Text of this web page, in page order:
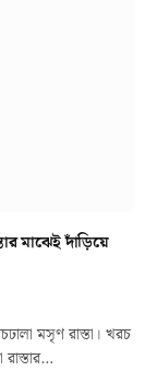
মাঝেই দাঁড়িয়ে
মসৃণ রাস্তা। খরচ